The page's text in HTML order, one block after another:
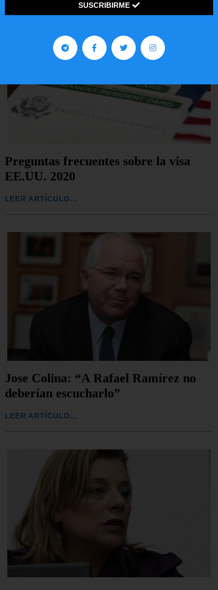
Preguntas frecuentes sobre la visa
EE.UU. 2020
LEER ARTÍCULO...
Jose Colina: “A Rafael Ramírez no
deberían escucharlo”
LEER ARTÍCULO...
SUSCRIBIRME